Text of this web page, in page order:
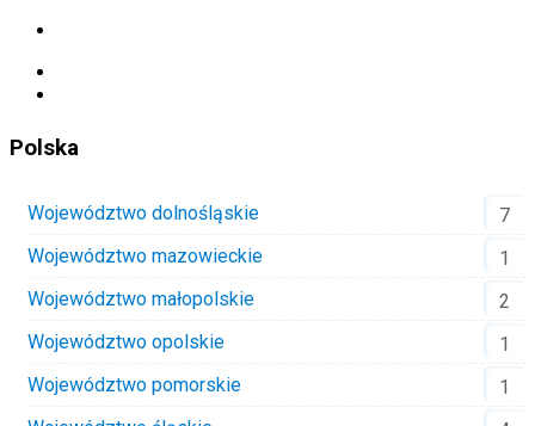
Polska
Województwo dolnośląskie
7
Województwo mazowieckie
1
Województwo małopolskie
2
Województwo opolskie
1
Województwo pomorskie
1